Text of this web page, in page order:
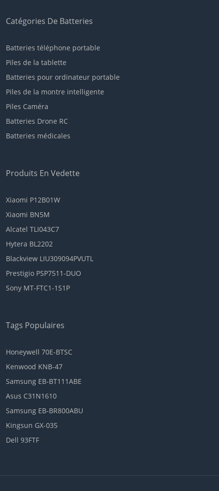
Catégories De Batteries
Batteries téléphone portable
Piles de la tablette
Batteries pour ordinateur portable
Piles de la montre intelligente
Piles Caméra
Batteries Drone RC
Batteries médicales
Produits En Vedette
Xiaomi P12B01W
Xiaomi BN5M
Alcatel TLI043C7
Hytera BL2202
Blackview LIU309094PVUTL
Prestigio PSP7511-DUO
Sony MT-FTC1-1S1P
Tags Populaires
Honeywell 70E-BTSC
Kenwood KNB-47
Samsung EB-BT111ABE
Asus C31N1610
Samsung EB-BR800ABU
Kingsun GX-035
Dell 93FTF